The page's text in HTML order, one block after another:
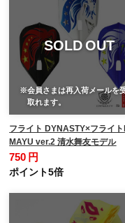
SOLD OUT
※会員さまは再入荷メールを
取れます。
フライト DYNASTY×フライ
MAYU ver.2 清水舞友モデル
750 円
ポイント5倍